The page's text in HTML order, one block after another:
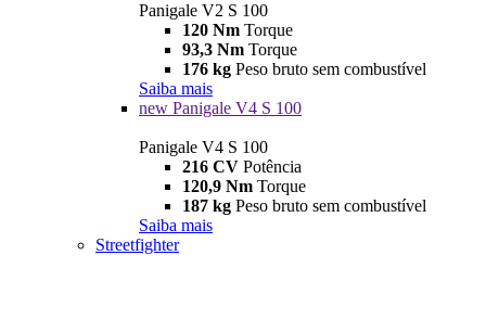
Panigale V2 S 100
120 Nm Torque
93,3 Nm Torque
176 kg Peso bruto sem combustível
Saiba mais
new Panigale V4 S 100
Panigale V4 S 100
216 CV Potência
120,9 Nm Torque
187 kg Peso bruto sem combustível
Saiba mais
Streetfighter